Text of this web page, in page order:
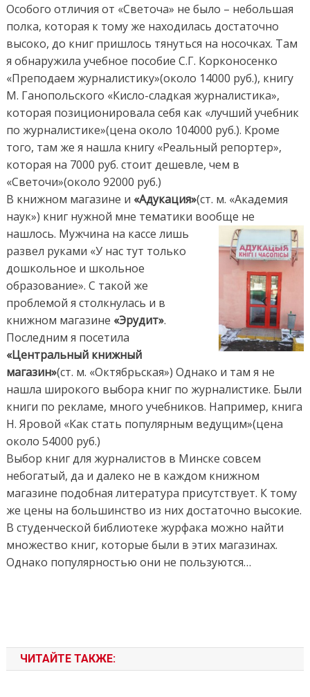
Особого отличия от «Светоча» не было – небольшая
полка, которая к тому же находилась достаточно
высоко, до книг пришлось тянуться на носочках. Там
я обнаружила учебное пособие С.Г. Корконосенко
«Преподаем журналистику»(около 14000 руб.), книгу
М. Ганопольского «Кисло-сладкая журналистика»,
которая позиционировала себя как «лучший учебник
по журналистике»(цена около 104000 руб.). Кроме
того, там же я нашла книгу «Реальный репортер»,
которая на 7000 руб. стоит дешевле, чем в
«Светочи»(около 92000 руб.)
В книжном магазине и «Адукация»(ст. м. «Академия
наук») книг нужной мне тематики вообще не
нашлось. Мужчина на кассе лишь
развел руками «У нас тут только
дошкольное и школьное
образование». С такой же
проблемой я столкнулась и в
книжном магазине «Эрудит».
Последним я посетила
«Центральный книжный
магазин»(ст. м. «Октябрьская») Однако и там я не
нашла широкого выбора книг по журналистике. Были
книги по рекламе, много учебников. Например, книга
Н. Яровой «Как стать популярным ведущим»(цена
около 54000 руб.)
Выбор книг для журналистов в Минске совсем
небогатый, да и далеко не в каждом книжном
магазине подобная литература присутствует. К тому
же цены на большинство из них достаточно высокие.
В студенческой библиотеке журфака можно найти
множество книг, которые были в этих магазинах.
Однако популярностью они не пользуются…
ЧИТАЙТЕ ТАКЖЕ: